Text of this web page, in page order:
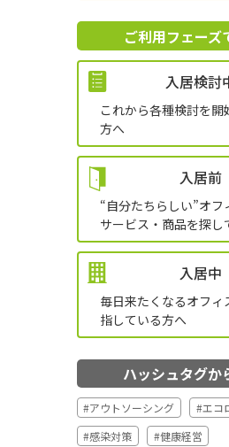
ご利用フェーズ
入居検討
これから各種検討を開
方へ
入居前
“自分たちらしい”オフ
サービス・商品を探し
入居中
毎日来たくなるオフィ
指している方へ
ハッシュタグか
#アウトソーシング
#エコ
#感染対策
#健康経営